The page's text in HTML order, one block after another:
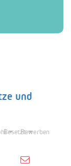
und
BesetztBewerben